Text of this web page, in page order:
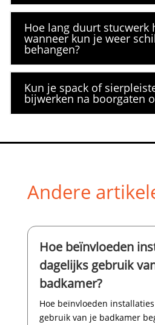
Hoe lang duurt stucwerk
wanneer kun je weer
behangen?
Kun je spack of
bijwerken na boorgaten
Andere
Hoe beïnvloeden
dagelijks gebruik
badkamer?
Hoe beïnvloeden
gebruik van je badkamer